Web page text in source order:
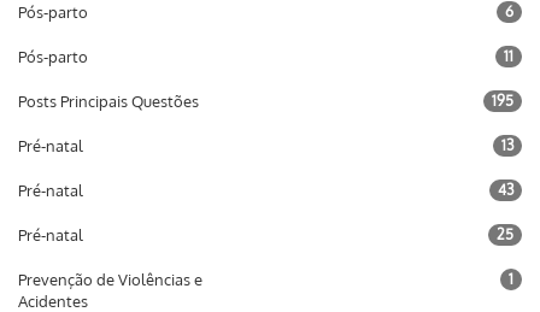
Pós-parto 6
Pós-parto 11
Posts Principais Questões 195
Pré-natal 13
Pré-natal 43
Pré-natal 25
Prevenção de Violências e
Acidentes
1